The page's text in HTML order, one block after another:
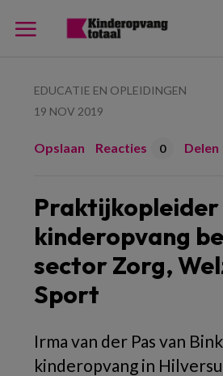
EDUCATIE EN OPLEIDINGEN
19 NOV 2019
Opslaan Reacties 0 Delen
Praktijkopleider
kinderopvang
sector Zorg,
Sport
Irma van der Pas van Bink
kinderopvang in